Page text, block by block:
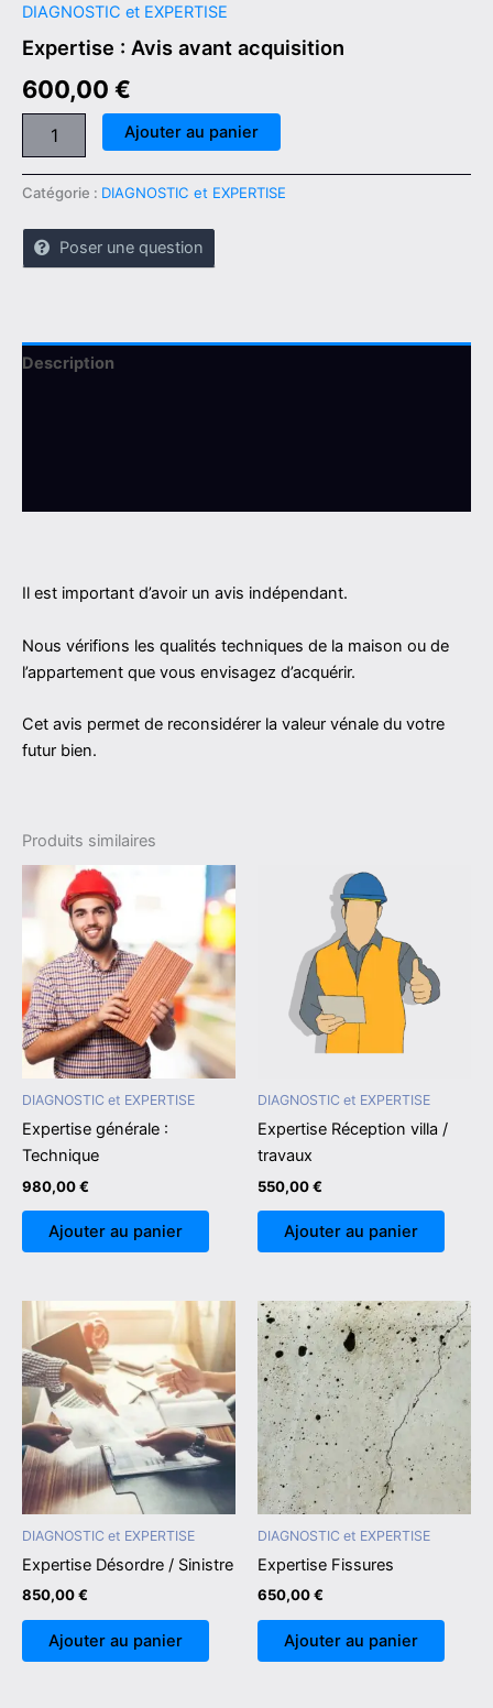
DIAGNOSTIC et EXPERTISE
Expertise : Avis avant acquisition
600,00 €
Ajouter au panier
Catégorie : DIAGNOSTIC et EXPERTISE
Poser une question
Description
Il est important d’avoir un avis indépendant.
Nous vérifions les qualités techniques de la maison ou de
l’appartement que vous envisagez d’acquérir.
Cet avis permet de reconsidérer la valeur vénale du votre
futur bien.
Produits similaires
DIAGNOSTIC et EXPERTISE
Expertise générale :
Technique
980,00€
Ajouter au panier
DIAGNOSTIC et EXPERTISE
Expertise Réception villa /
travaux
550,00€
Ajouter au panier
DIAGNOSTIC et EXPERTISE
Expertise Désordre / Sinistre
850,00€
Ajouter au panier
DIAGNOSTIC et EXPERTISE
Expertise Fissures
650,00€
Ajouter au panier